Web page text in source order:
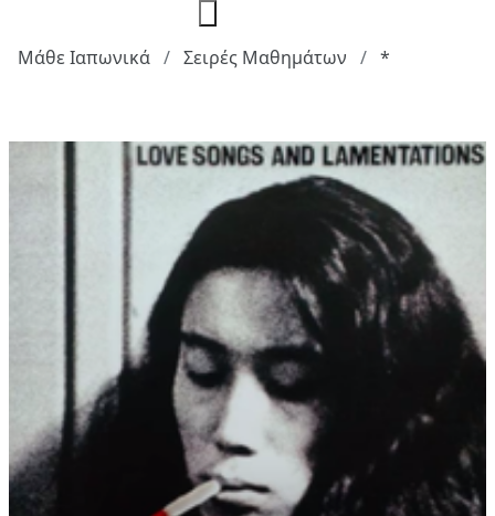
Μάθε Ιαπωνικά Σειρές Μαθημάτων *